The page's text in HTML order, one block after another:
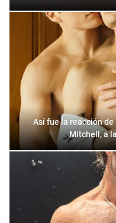
Así fue la reacción de
Mitchell, a